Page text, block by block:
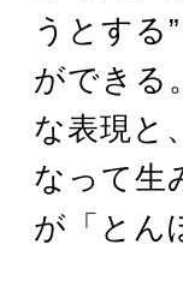
うとする
ができる
な表現と
なって生
が「とん